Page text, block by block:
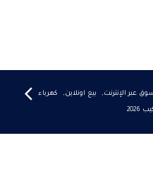
عبر الإنترنت, بيع اونلاين, كهرباء